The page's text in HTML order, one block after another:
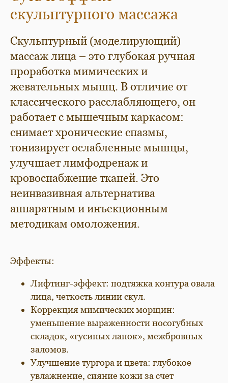
скульптурного массажа
Скульптурный (моделирующий)
массаж лица – это глубокая ручная
проработка мимических и
жевательных мышц. В отличие от
классического расслабляющего, он
работает с мышечным каркасом:
снимает хронические спазмы,
тонизирует ослабленные мышцы,
улучшает лимфодренаж и
кровоснабжение тканей. Это
неинвазивная альтернатива
аппаратным и инъекционным
методикам омоложения.
Эффекты:
Лифтинг-эффект: подтяжка контура овала
лица, четкость линии скул.
Коррекция мимических морщин:
уменьшение выраженности носогубных
складок, «гусиных лапок», межбровных
заломов.
Улучшение тургора и цвета: глубокое
увлажнение, сияние кожи за счет